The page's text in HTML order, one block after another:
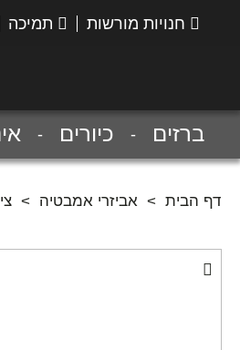
חנויות מורשות תמיכה
ברזים כיורים
דף הבית > אביזרי אמבטיה >